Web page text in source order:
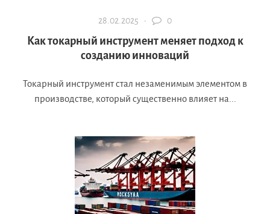
28.02.2025 · 0
Как токарный инструмент меняет подход к
созданию инноваций
Токарный инструмент стал незаменимым элементом в
производстве, который существенно влияет на...